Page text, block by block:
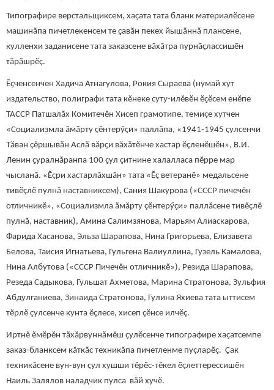
Типографире верстальщиксем, хаҫата тата бланк материалӗсене
машинăпа пичетлекенсем те ҫавӑн пекех йышӑннӑ плансене,
кулленхи заданисене тата заказсене вӑхӑтра пурнӑҫлассишӗн
тӑрӑшрӗç.
Ӗҫченсенчен Хадича Атнагулова, Рокия Сыраева (нумай хут
издательство, полиграфи тата кӗнеке суту-илӗвӗн ӗҫӗсем енӗпе
ТАССР Патшалӑх Комитечӗн Хисеп грамотипе, темиçе хутчен
«Социализмла ӑмӑрту çӗнтерӳҫи» паллăпа, «1941-1945 ҫулсенчи
Тӑван çӗршывӑн Аслӑ вӑрҫи вăхăтӗнче хастар ӗçленӗшӗн», В.И.
Ленин ҫуралнӑранпа 100 ҫул ҫитнине халалласа пӗрре мар
чысланӑ. «Ӗçри хастарлăхшăн» тата «Ӗҫ ветеранӗ» медальсене
тивӗçлӗ пулнă наставниксем), Сания Шакурова («СССР пичечӗн
отличникӗ», «Социализмла ӑмӑрту çӗнтерӳҫи» паллăсене тивӗçлӗ
пулнă, наставник), Амина Салимзянова, Марьям Алиаскарова,
Фарида Хасанова, Эльза Шарапова, Нина Григорьева, Елизавета
Белова, Таисия Игнатьева, Гульгена Валиуллина, Гузель Камалова,
Нина Албутова («СССР Пичечӗн отличникӗ»), Резида Шарапова,
Резеда Садыкова, Гульшат Ахметова, Марина Стратонова, Зульфия
Абдулганиева, Зинаида Стратонова, Гулина Яхиева тата ыттисем
тӗрлӗ ҫулсенче кунта ӗçлесе, хисеп çӗнсе илчӗç.
Иртнӗ ӗмӗрӗн тӑхӑрвуннӑмӗш ҫулӗсенче типографире хаҫатсемпе
заказ-бланксем кӑткӑс техникӑпа пичетленме пуçларӗç. Ҫак
техникăсене вун-вун ҫул хушши тӗрӗс-тӗкел ӗçлеттерессишӗн
Наиль Залялов наладчик пулса вăй хучӗ.